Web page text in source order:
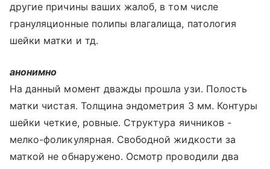
другие причины ваших жалоб, в том числе
грануляционные полипы влагалища, патология
шейки матки и тд.
анонимно
На данный момент дважды прошла узи. Полость
матки чистая. Толщина эндометрия 3 мм. Контуры
шейки четкие, ровные. Структура яичников -
мелко-фоликулярная. Свободной жидкости за
маткой не обнаружено. Осмотр проводили два